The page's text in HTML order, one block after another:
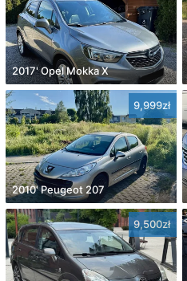
2017' Opel Mokka X
9,999zł
2010' Peugeot 207
9,500zł